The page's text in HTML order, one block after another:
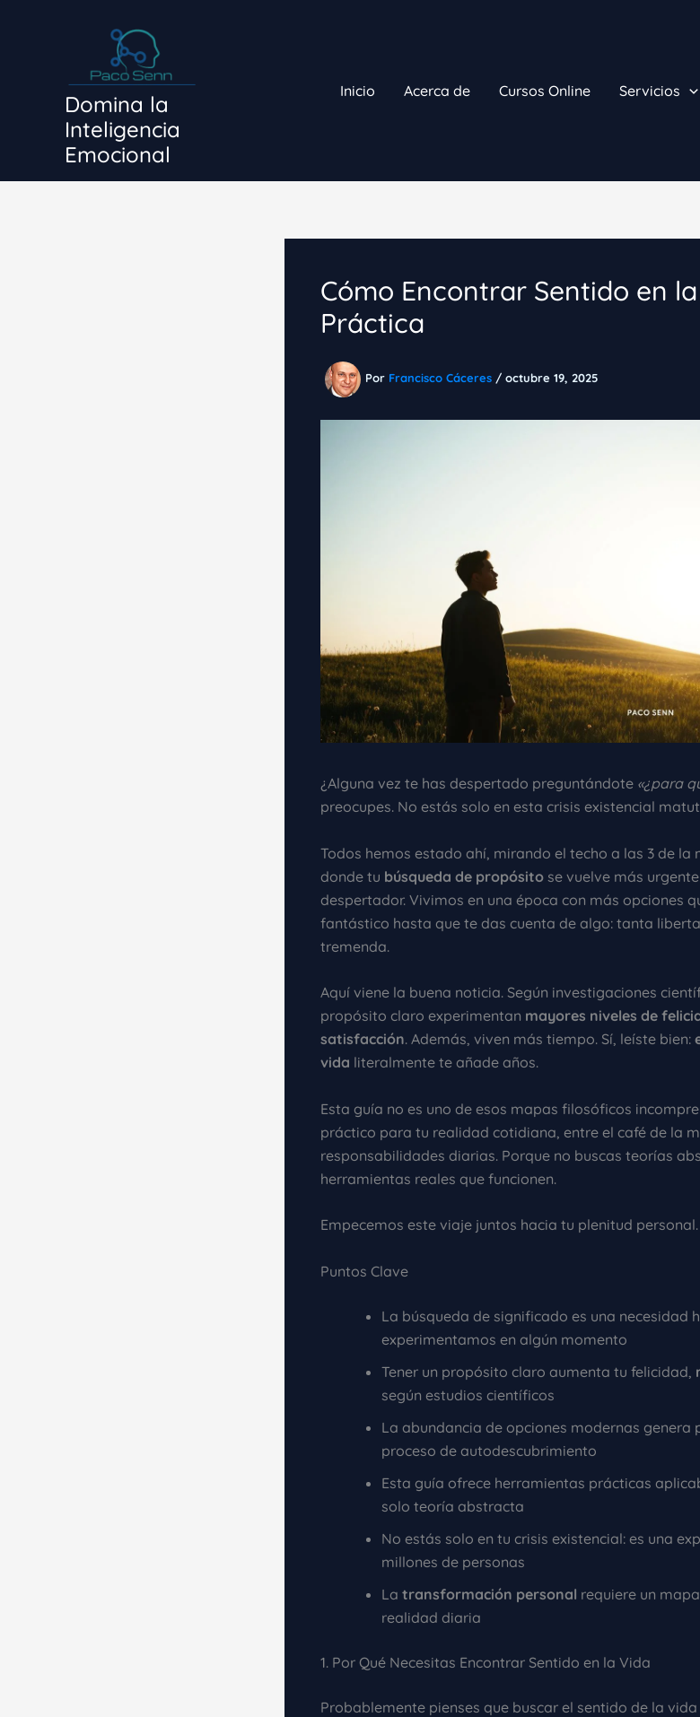
Domina la
Inteligencia
Emocional
Inicio Acerca de Cursos Online Servicios
Cómo Encontrar Sentido en
Práctica
Por Francisco Cáceres / octubre 19, 2025
¿Alguna vez te has despertado preguntándote «¿para
preocupes. No estás solo en esta crisis existencial
Todos hemos estado ahí, mirando el techo a las 3 de la
donde tu búsqueda de propósito se vuelve más
despertador. Vivimos en una época con más opciones
fantástico hasta que te das cuenta de algo: tanta
tremenda.
Aquí viene la buena noticia. Según investigaciones
propósito claro experimentan mayores niveles de
satisfacción. Además, viven más tiempo. Sí, leíste bien:
vida literalmente te añade años.
Esta guía no es uno de esos mapas filosóficos
práctico para tu realidad cotidiana, entre el café de la
responsabilidades diarias. Porque no buscas teorías
herramientas reales que funcionen.
Empecemos este viaje juntos hacia tu plenitud personal.
Puntos Clave
La búsqueda de significado es una necesidad
experimentamos en algún momento
Tener un propósito claro aumenta tu felicidad,
según estudios científicos
La abundancia de opciones modernas genera
proceso de autodescubrimiento
Esta guía ofrece herramientas prácticas
solo teoría abstracta
No estás solo en tu crisis existencial: es una
millones de personas
La transformación personal requiere un
realidad diaria
1. Por Qué Necesitas Encontrar Sentido en la Vida
Probablemente pienses que buscar el sentido de la